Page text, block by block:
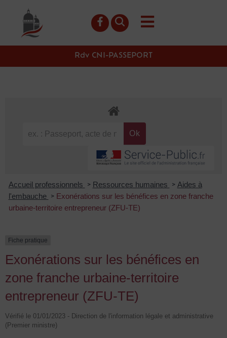
principal
Rdv CNI-PASSEPORT
Accueil professionnels > Ressources humaines > Aides à
l'embauche
> Exonérations sur les bénéfices en zone franche
urbaine-territoire entrepreneur (ZFU-TE)
Fiche pratique
Exonérations sur les bénéfices en
zone franche urbaine-territoire
entrepreneur (ZFU-TE)
Vérifié le 01/01/2023 - Direction de l'information légale et administrative
(Premier ministre)